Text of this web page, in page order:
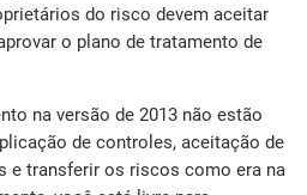
do risco devem aceitar
o plano de tratamento de
na versão de 2013 não estão
de controles, aceitação de
e transferir os riscos como era na